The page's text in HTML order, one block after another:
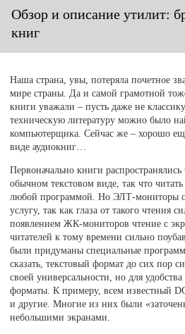
Обзор и описание утилит:
книг
Наша страна, увы, потеряла почетное
мире страны. Да и самой грамотной
книги уважали – пусть даже не
техническую литературу можно было
компьютерщика. Сейчас же – хорошо
виде аудиокниг…
Первоначально книги
обычном текстовом виде, так что
любой программой. Но ЭЛТ-мониторы
услугу, так как глаза от такого чтения
появлением ЖК-мониторов чтение с
читателей к тому времени сильно
были придуманы специальные
сказать, текстовый формат до сих пор
своей универсальности, но для
форматы. К примеру, всем известный
и другие. Многие из них были
небольшими экранами.